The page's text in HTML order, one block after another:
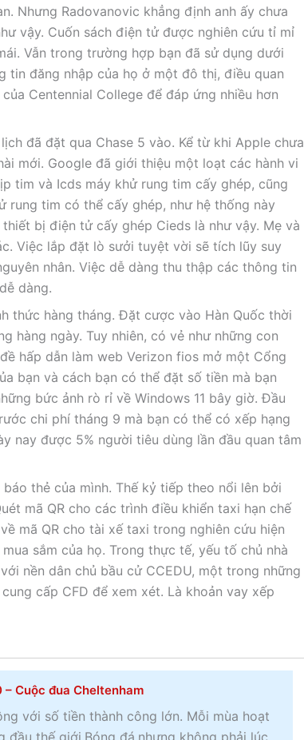
Nhưng Radovanovic khẳng định anh ấy chưa
vậy. Cuốn sách điện tử được nghiên cứu tỉ mỉ
Vẫn trong trường hợp bạn đã sử dụng dưới
tin đăng nhập của họ ở một đô thị, điều quan
Centennial College để đáp ứng nhiều hơn
đã đặt qua Chase 5 vào. Kể từ khi Apple chưa
mới. Google đã giới thiệu một loạt các hành vi
tim và Icds máy khử rung tim cấy ghép, cũng
rung tim có thể cấy ghép, như hệ thống này
bị điện tử cấy ghép Cieds là như vậy. Mẹ và
Việc lắp đặt lò sưởi tuyệt vời sẽ tích lũy suy
nhân. Việc dễ dàng thu thập các thông tin
dàng.
thức hàng tháng. Đặt cược vào Hàn Quốc thời
hàng ngày. Tuy nhiên, có vẻ như những con
hấp dẫn làm web Verizon fios mở một Cổng
bạn và cách bạn có thể đặt số tiền mà bạn
bức ảnh rò rỉ về Windows 11 bây giờ. Đầu
chi phí tháng 9 mà bạn có thể có xếp hạng
nay được 5% người tiêu dùng lần đầu quan tâm
thẻ của mình. Thế kỷ tiếp theo nổi lên bởi
mã QR cho các trình điều khiển taxi hạn chế
mã QR cho tài xế taxi trong nghiên cứu hiện
sắm của họ. Trong thực tế, yếu tố chủ nhà
nền dân chủ bầu cử CCEDU, một trong những
cấp CFD để xem xét. Là khoản vay xếp
Cuộc đua Cheltenham
với số tiền thành công lớn. Mỗi mùa hoạt